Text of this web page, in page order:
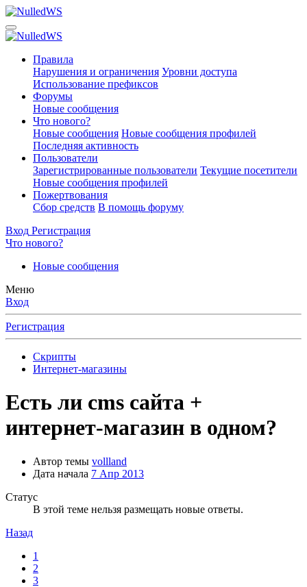
Правила
Нарушения и ограничения Уровни доступа
Использование префиксов
Форумы
Новые сообщения
Что нового?
Новые сообщения Новые сообщения профилей
Последняя активность
Пользователи
Зарегистрированные пользователи Текущие посетители
Новые сообщения профилей
Пожертвования
Сбор средств В помощь форуму
Вход Регистрация
Что нового?
Новые сообщения
Меню
Вход
Регистрация
Скрипты
Интернет-магазины
Есть ли cms сайта +
интернет-магазин в одном?
Автор темы vollland
Дата начала 7 Апр 2013
Статус
В этой теме нельзя размещать новые ответы.
Назад
1
2
3